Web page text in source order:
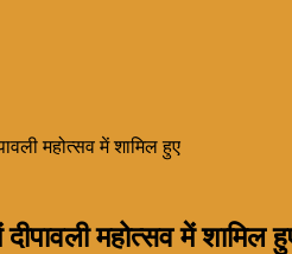
महोत्सव में शामिल हुए
महोत्सव में शामिल